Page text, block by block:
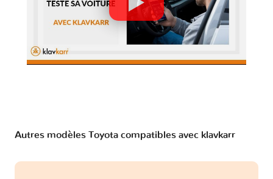
Autres modèles Toyota compatibles avec klavkarr